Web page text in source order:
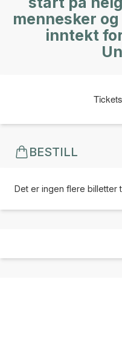
mennesker
inntekt
BESTILL
Det er ingen flere billetter